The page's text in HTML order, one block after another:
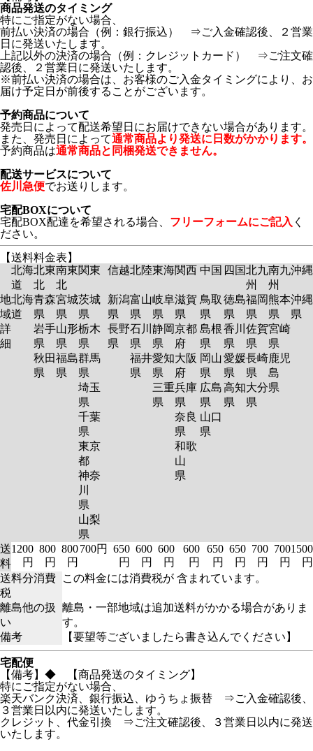
商品発送のタイミング
特にご指定がない場合、
前払い決済の場合（例：銀行振込） ⇒ご入金確認後、２営業
日に発送いたします。
上記以外の決済の場合（例：クレジットカード） ⇒ご注文確
認後、２営業日に発送いたします。
※前払い決済の場合は、お客様のご入金タイミングにより、お
届け予定日が前後することがございます。
予約商品について
発売日によって配送希望日にお届けできない場合があります。
また、発売日によって通常商品より発送に日数がかかります。
予約商品は通常商品と同梱発送できません。
配送サービスについて
佐川急便でお送りします。
宅配BOXについて
宅配BOX配達を希望される場合、 フリーフォームにご記入 く
ださい。
【送料料金表】
北海
道
北東
北
南東
北
関東 信越北陸東海関西 中国 四国北九
州
南九
州
沖縄
地
域
詳
細
北海
道
青森
県
岩手
県
秋田
県
宮城
県
山形
県
福島
県
茨城
県
栃木
県
群馬
県
埼玉
県
千葉
県
東京
都
神奈
川
県
山梨
県
新潟
県
長野
県
富山
県
石川
県
福井
県
岐阜
県
静岡
県
愛知
県
三重
県
滋賀
県
京都
府
大阪
府
兵庫
県
奈良
県
和歌
山
県
鳥取
県
島根
県
岡山
県
広島
県
山口
県
徳島
県
香川
県
愛媛
県
高知
県
福岡
県
佐賀
県
長崎
県
大分
県
熊本
県
宮崎
県
鹿児
島
県
沖縄
県
送
料
1200
円
800
円
800
円
700円
650
円
600
円
600
円
600
円
650
円
650
円
700
円
700
円
1500
円
送料分消費
税
この料金には消費税が 含まれています。
離島他の扱
い
離島・一部地域は追加送料がかかる場合がありま
す。
備考
【要望等ございましたら書き込んでください】
宅配便
【備考】◆ 【商品発送のタイミング】
特にご指定がない場合、
楽天バンク決済、銀行振込、ゆうちょ振替 ⇒ご入金確認後、
３営業日以内に発送いたします。
クレジット、代金引換 ⇒ご注文確認後、３営業日以内に発送
いたします。